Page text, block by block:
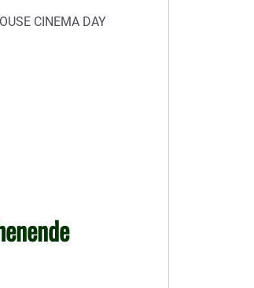
CINEMA DAY